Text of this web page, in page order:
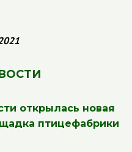
открылась новая
птицефабрики